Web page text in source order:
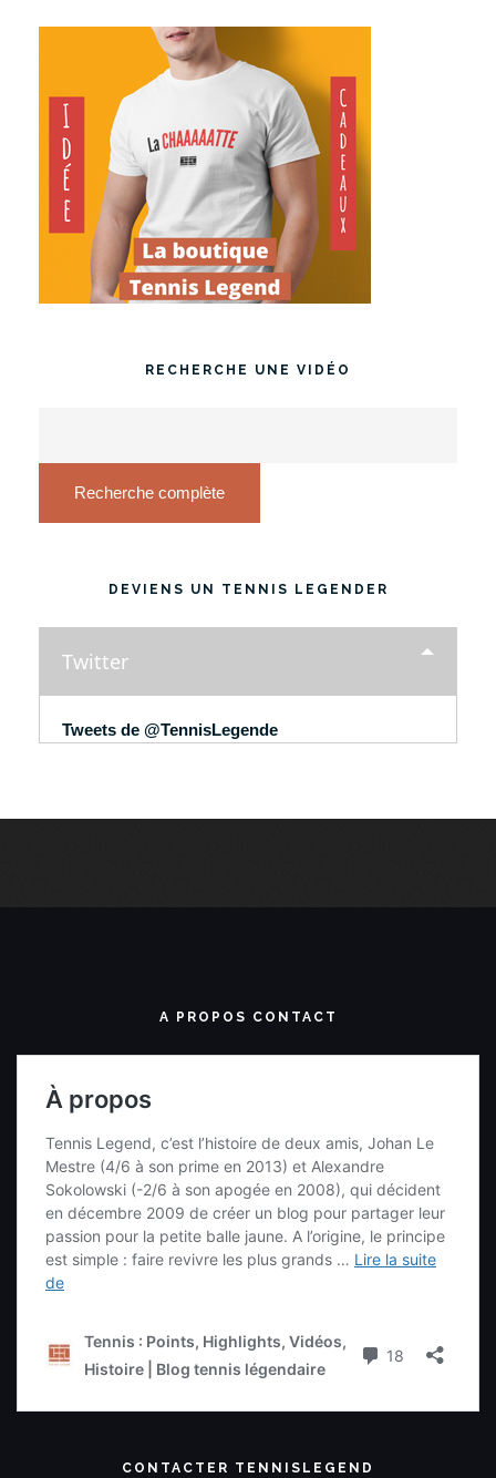
RECHERCHE UNE VIDÉO
Recherche complète
DEVIENS UN TENNIS LEGENDER
Twitter
Tweets de @TennisLegende
A PROPOS CONTACT
CONTACTER TENNISLEGEND